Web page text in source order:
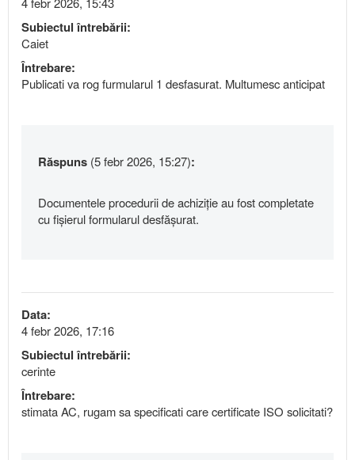
Subiectul întrebării:
Caiet
Întrebare:
Publicati va rog furmularul 1 desfasurat. Multumesc anticipat
Răspuns (5 febr 2026, 15:27):
Documentele procedurii de achiziție au fost completate
cu fișierul formularul desfășurat.
Data:
4 febr 2026, 17:16
Subiectul întrebării:
cerinte
Întrebare:
stimata AC, rugam sa specificati care certificate ISO solicitati?